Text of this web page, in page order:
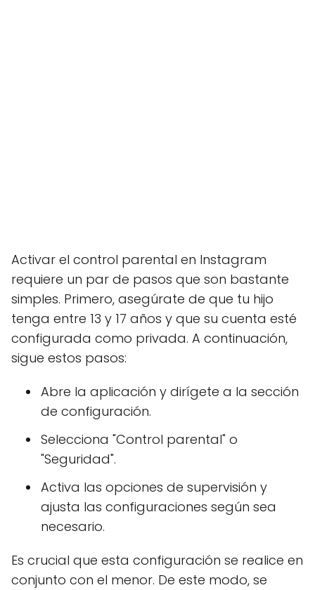
Activar el control parental en Instagram
requiere un par de pasos que son bastante
simples. Primero, asegúrate de que tu hijo
tenga entre 13 y 17 años y que su cuenta esté
configurada como privada. A continuación,
sigue estos pasos:
Abre la aplicación y dirígete a la sección
de configuración.
Selecciona "Control parental" o
"Seguridad".
Activa las opciones de supervisión y
ajusta las configuraciones según sea
necesario.
Es crucial que esta configuración se realice en
conjunto con el menor. De este modo, se